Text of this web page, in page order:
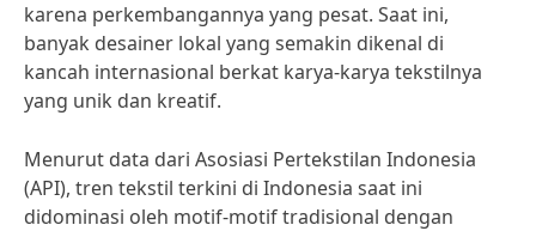
karena perkembangannya yang pesat. Saat ini,
banyak desainer lokal yang semakin dikenal di
kancah internasional berkat karya-karya tekstilnya
yang unik dan kreatif.
Menurut data dari Asosiasi Pertekstilan Indonesia
(API), tren tekstil terkini di Indonesia saat ini
didominasi oleh motif-motif tradisional dengan